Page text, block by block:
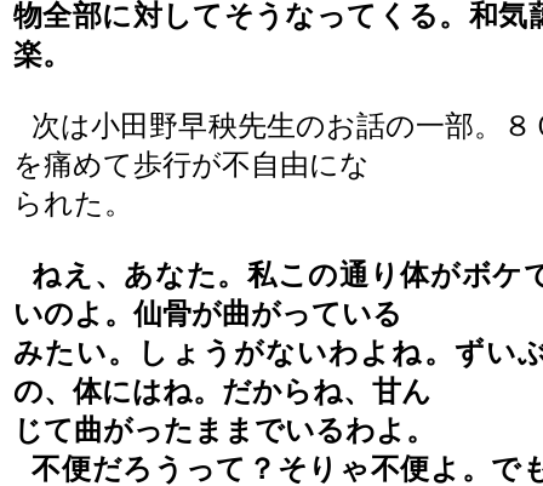
物全部に対してそうなってくる。和気
楽。
次は小田野早秧先生のお話の一部。
を痛めて歩行が不自由にな
られた。
ねえ、あなた。私この通り体がボケ
いのよ。仙骨が曲がっている
みたい。しょうがないわよね。ずい
の、体にはね。だからね、 甘ん
じて曲がったままでいるわよ。
不便だろうって？そりゃ不便よ。で